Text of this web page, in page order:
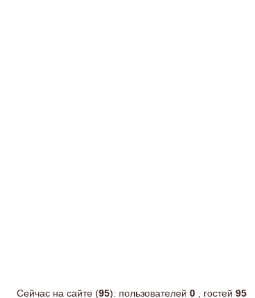
Сейчас на сайте (95): пользователей 0 , гостей 95